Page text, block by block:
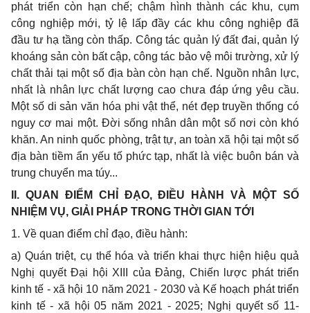
phát triển còn hạn chế; chậm hình thành các khu, cụm
công nghiệp mới, tỷ lệ lấp đầy các khu công nghiệp đã
đầu tư hạ tầng còn thấp. Công tác quản lý đất đai, quản lý
khoáng sản còn bất cập, công tác bảo vệ môi trường, xử lý
chất thải tại một số địa bàn còn hạn chế. Nguồn nhân lực,
nhất là nhân lực chất lượng cao chưa đáp ứng yêu cầu.
Một số di sản văn hóa phi vật thể, nét đẹp truyền thống có
nguy cơ mai một. Đời sống nhân dân một số nơi còn khó
khăn. An ninh quốc phòng, trật tự, an toàn xã hội tại một số
địa bàn tiềm ẩn yếu tố phức tạp, nhất là việc buôn bán và
trung chuyển ma túy...
II. QUAN ĐIỂM CHỈ ĐẠO, ĐIỀU HÀNH VÀ MỘT SỐ
NHIỆM VỤ, GIẢI PHÁP TRONG THỜI GIAN TỚI
1. Về quan điểm chỉ đạo, điều hành:
a) Quán triệt, cụ thể hóa và triển khai thực hiện hiệu quả
Nghị quyết Đại hội XIII của Đảng, Chiến lược phát triển
kinh tế - xã hội 10 năm 2021 - 2030 và Kế hoạch phát triển
kinh tế - xã hội 05 năm 2021 - 2025; Nghị quyết số 11-